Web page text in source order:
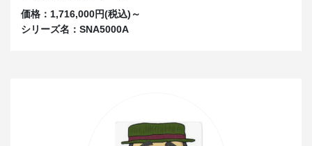
DCバイアス特性は特に高誘電率系MLCCで発生する
現象で、印加した直流電圧によって誘電率が低下
価格： 1,716,000円(税込)～
シリーズ名： SNA5000A